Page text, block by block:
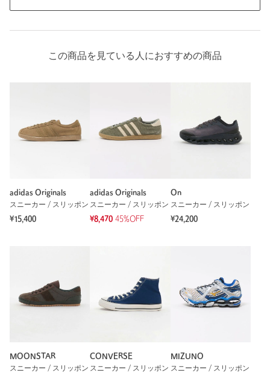
この商品を見ている人におすすめの商品
adidas Originals
スニーカー / スリッポン
¥15,400
adidas Originals
スニーカー / スリッポン
¥8,470 45%OFF
On
スニーカー / スリッポン
¥24,200
MOONSTAR
スニーカー / スリッポン
CONVERSE
スニーカー / スリッポン
MIZUNO
スニーカー / スリッポン